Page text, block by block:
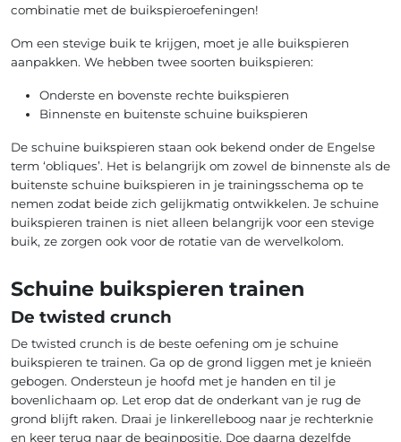
combinatie met de buikspieroefeningen!
Om een stevige buik te krijgen, moet je alle buikspieren
aanpakken. We hebben twee soorten buikspieren:
Onderste en bovenste rechte buikspieren
Binnenste en buitenste schuine buikspieren
De schuine buikspieren staan ook bekend onder de Engelse
term ‘obliques’. Het is belangrijk om zowel de binnenste als de
buitenste schuine buikspieren in je trainingsschema op te
nemen zodat beide zich gelijkmatig ontwikkelen. Je schuine
buikspieren trainen is niet alleen belangrijk voor een stevige
buik, ze zorgen ook voor de rotatie van de wervelkolom.
Schuine buikspieren trainen
De twisted crunch
De twisted crunch is de beste oefening om je schuine
buikspieren te trainen. Ga op de grond liggen met je knieën
gebogen. Ondersteun je hoofd met je handen en til je
bovenlichaam op. Let erop dat de onderkant van je rug de
grond blijft raken. Draai je linkerelleboog naar je rechterknie
en keer terug naar de beginpositie. Doe daarna dezelfde